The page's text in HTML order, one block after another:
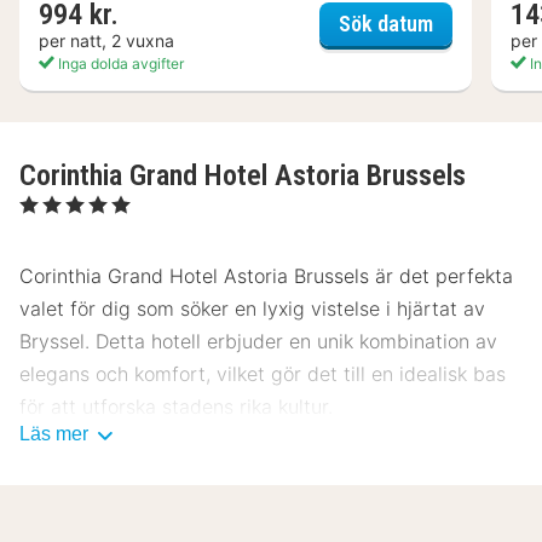
994 kr.
per natt, 2 vuxna
Inga dolda avgifter
Sök datumHotel Villa
per
Corinthia Grand Hotel Astoria Brussels
, 5 Stjärnor
Corinthia Grand Hotel Astoria Brussels är det perfekta
valet för dig som söker en lyxig vistelse i hjärtat av
Bryssel. Detta hotell erbjuder en unik kombination av
elegans och komfort, vilket gör det till en idealisk bas
för att utforska stadens rika kultur.
Läs mer